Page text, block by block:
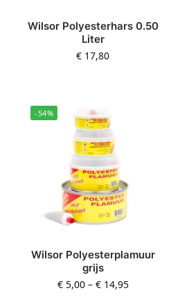
Wilsor Polyesterhars 0.50
Liter
€ 17,80
-54%
Wilsor Polyesterplamuur
grijs
€5,00– €14,95